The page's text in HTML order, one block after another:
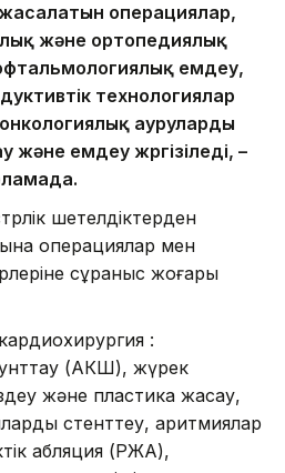
жасалатын операциялар,
және ортопедиялық
емдеу,
технологиялар
ауруларды
және емдеу жүргізіледі, –
шетелдіктерден
операциялар мен
сұраныс жоғары
:
(АКШ), жүрек
және пластика жасау,
стенттеу, аритмиялар
абляция (РЖА),